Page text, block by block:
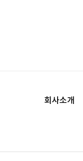
회사소개